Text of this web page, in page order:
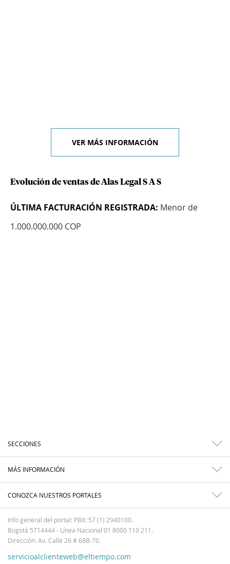
VER MÁS INFORMACIÓN
Evolución de ventas de Alas Legal S A S
ÚLTIMA FACTURACIÓN REGISTRADA: Menor de
1.000.000.000 COP
SECCIONES
MÁS INFORMACIÓN
CONOZCA NUESTROS PORTALES
Info general del portal: PBX: 57 (1) 2940100.
Bogotá 5714444 - Línea Nacional 01 8000 110 211.
Dirección: Av. Calle 26 # 68B-70.
servicioalclienteweb@eltiempo.com